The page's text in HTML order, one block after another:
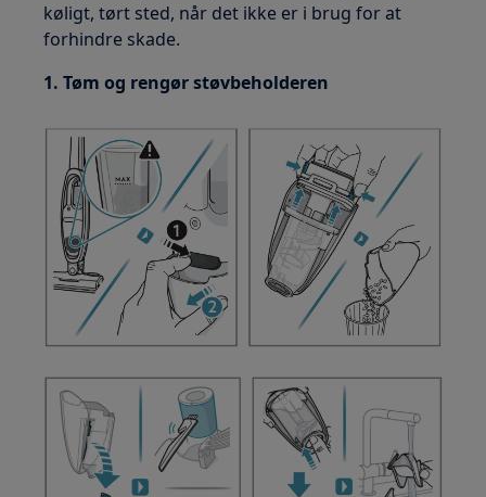
køligt, tørt sted, når det ikke er i brug for at
forhindre skade.
1. Tøm og rengør støvbeholderen